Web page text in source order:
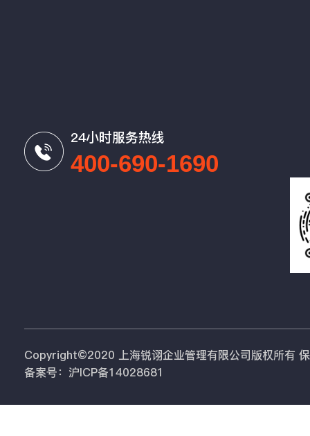
24小时服务热线
400-690-1690
Copyright©2020 上海锐诩企业管理有限公司版权所有
备案号：沪ICP备14028681